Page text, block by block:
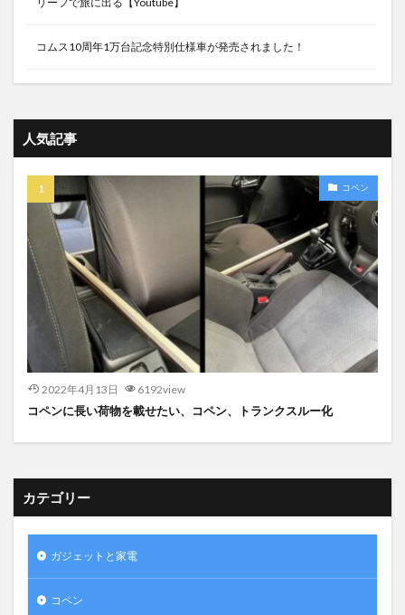
コムス10周年1万台記念特別仕様車が発売されました！
人気記事
コペン
2022年4月13日 6192view
コペンに長い荷物を載せたい、コペン、トランクスルー化
カテゴリー
ガジェットと家電
コペン